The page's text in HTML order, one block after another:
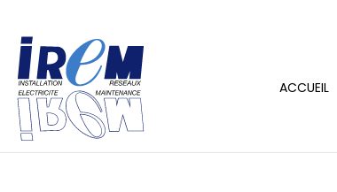
ACCUEIL